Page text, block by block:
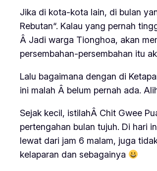
Jika di kota-kota lain, di bulan
Rebutan“. Kalau yang pernah
Â Jadi warga Tionghoa, akan
persembahan-persembahan itu
Lalu bagaimana dengan di
ini malah Â belum pernah ada.
Sejak kecil, istilahÂ Chit Gwee
pertengahan bulan tujuh. Di hari
lewat dari jam 6 malam, juga
kelaparan dan sebagainya